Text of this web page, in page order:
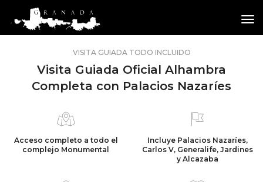
VISITA GUIADA TODO INCLUIDO
Visita Guiada Oficial Alhambra
Completa con Palacios Nazaríes
Acceso completo a todo el
complejo Monumental
Incluye Palacios Nazaríes,
Carlos V, Generalife, Jardines
y Alcazaba